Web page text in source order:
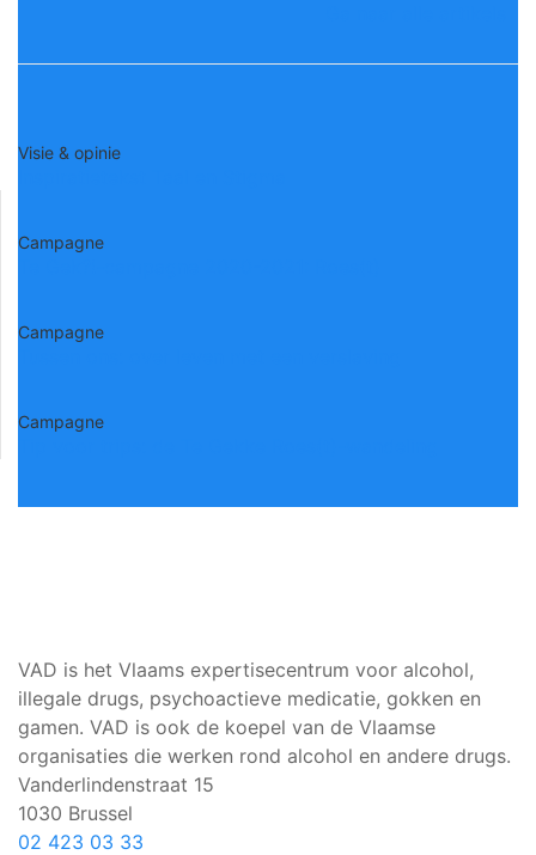
Visie & opinie
Campagne
Campagne
Campagne
VAD is het Vlaams expertisecentrum voor alcohol,
illegale drugs, psychoactieve medicatie, gokken en
gamen. VAD is ook de koepel van de Vlaamse
organisaties die werken rond alcohol en andere drugs.
Vanderlindenstraat 15
1030 Brussel
02 423 03 33